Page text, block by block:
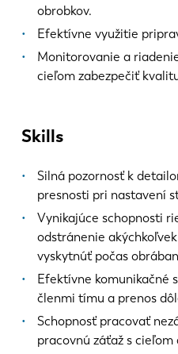
obrobkov.
Efektívne využitie
Monitorovanie a
cieľom zabezpečiť
Skills
Silná pozornosť k
presnosti pri nastavení
Vynikajúce schopnosti
odstránenie
vyskytnúť počas
Efektívne komunikačné
členmi tímu a prenos
Schopnosť pracovať
pracovnú záťaž s